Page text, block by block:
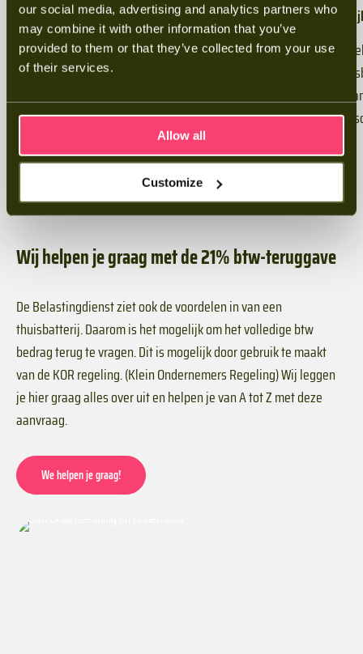
our social media, advertising and analytics partners who
may combine it with other information that you’ve
provided to them or that they’ve collected from your use
of their services.
Allow all
Customize
Persoonlijk advies
Na je aanvraag nemen we snel contact op
om een adviesgesprek in te plannen op een
tijdstip dat jou past.
Neem contact met ons op
Ontdek de
Tijdens het
onze slimme
hoe die perfect
ontvangt een
Wij helpen je graag met de 21% btw-teruggave
De Belastingdienst ziet ook de voordelen in van een
thuisbatterij. Daarom is het mogelijk om het volledige btw
bedrag terug te vragen. Dit is mogelijk door gebruik te maakt
van de KOR regeling. (Klein Ondernemers Regeling) Wij leggen
je hier graag alles over uit en helpen je van A tot Z met deze
aanvraag.
We helpen je graag!